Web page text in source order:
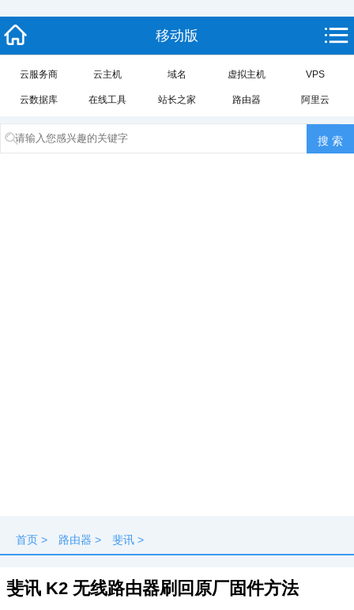
移动版
云服务商 云主机 域名 虚拟主机 VPS
云数据库 在线工具 站长之家 路由器 阿里云
首页 > 路由器 > 斐讯 >
斐讯 K2 无线路由器刷回原厂固件方法